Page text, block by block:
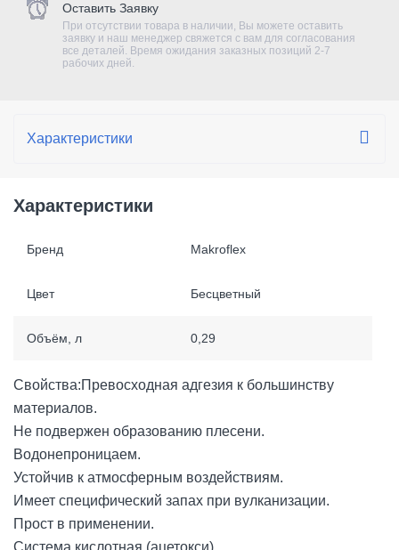
Оставить Заявку
При отсутствии товара в наличии, Вы можете оставить
заявку и наш менеджер свяжется с вам для согласования
все деталей. Время ожидания заказных позиций 2-7
рабочих дней.
Характеристики
Бренд Makroflex
Цвет Бесцветный
Объём, л 0,29
Свойства:Превосходная адгезия к большинству
материалов.
Не подвержен образованию плесени.
Водонепроницаем.
Устойчив к атмосферным воздействиям.
Имеет специфический запах при вулканизации.
Прост в применении.